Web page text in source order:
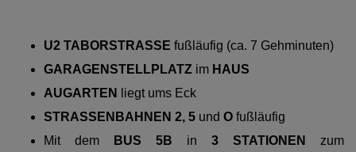
U2 TABORSTRASSE fußläufig (ca. 7 Gehminuten)
GARAGENSTELLPLATZ im HAUS
AUGARTEN
liegt ums Eck
STRASSENBAHNEN 2, 5 und O fußläufig
Mit dem
BUS 5B in 3 STATIONEN zum